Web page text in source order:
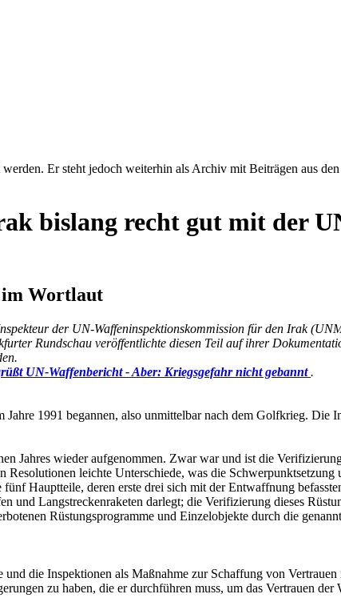
Er steht jedoch weiterhin als Archiv mit Beiträgen aus
bislang recht gut mit der
im Wortlaut
der UN-Waffeninspektionskommission für den Irak
Rundschau veröffentlichte diesen Teil auf ihrer
UN-Waffenbericht - Aber: Kriegsgefahr nicht gebannt.
1991 begannen, also unmittelbar nach dem Golfkrieg. Die
Jahres wieder aufgenommen. Zwar war und ist die
leichte Unterschiede, was die Schwerpunktsetzung
Hauptteile, deren erste drei sich mit der Entwaffnung
und Langstreckenraketen darlegt; die Verifizierung dieses
Rüstungsprogramme und Einzelobjekte durch die
die Inspektionen als Maßnahme zur Schaffung von
zu haben, die er durchführen muss, um das Vertrauen der